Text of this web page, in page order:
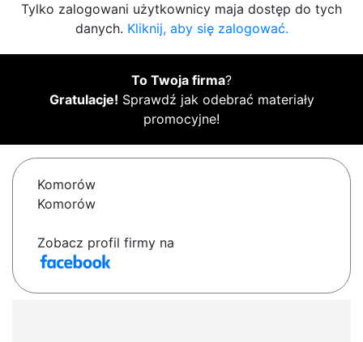
Tylko zalogowani użytkownicy maja dostęp do tych
danych. Kliknij, aby się zalogować.
To Twoja firma?
Gratulacje! Sprawdź jak odebrać materiały
promocyjne!
Komorów
Komorów
Zobacz profil firmy na